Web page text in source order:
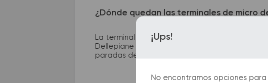
¡Ups!
No encontramos opciones
¿Dónde quedan las terminales de micro
La terminal de ómnibus de Concepcion del
Dellepiane Bs.As. se encuentra en Av. Perito
paradas de taxi o remis y puntos de